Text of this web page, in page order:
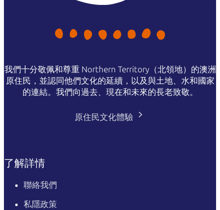
我們十分敬佩和尊重 Northern Territory（北領地）的澳洲
原住民，並認同他們文化的延續，以及與土地、水和國家
的連結。我們向過去、現在和未來的長老致敬。
原住民文化體驗
了解詳情
聯絡我們
私隱政策